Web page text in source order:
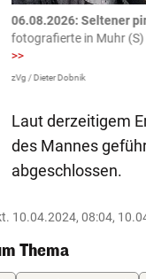
06.08.2026: Seltener
fotografierte in Muhr
>>
zVg / Dieter Dobnik
Laut derzeitigem
des Mannes
abgeschlossen.
10.04.2024, 08:04,
Thema